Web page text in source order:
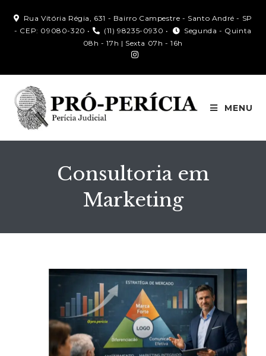
Rua Vitória Régia, 631 - Bairro Campestre - Santo André - SP
- CEP: 09080-320 •
(11) 98235-0930 •
Segunda - Quinta
08h - 17h | Sexta 07h - 16h
MENU
Consultoria em
Marketing